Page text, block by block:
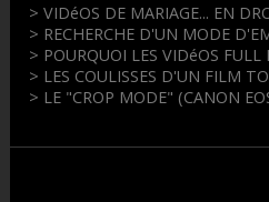
> VIDéOS DE MARIAGE... EN
> RECHERCHE D'UN MODE
> POURQUOI LES VIDéOS FULL
> LES COULISSES D'UN FILM
> LE "CROP MODE" (CANON